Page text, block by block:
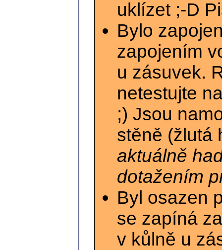
uklízet ;-D
Bylo
zapojením
u zásuvek.
netestujte
;) Jsou
stěně (žlutá
aktuálně
dotažením
Byl osazen
se zapíná
v kůlně u